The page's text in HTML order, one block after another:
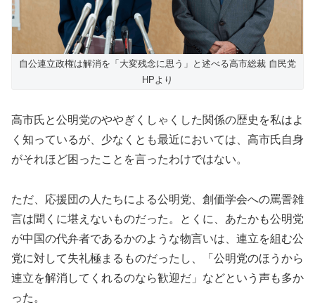
自公連立政権は解消を「大変残念に思う」と述べる高市総裁 自民党
HPより
高市氏と公明党のややぎくしゃくした関係の歴史を私はよ
く知っているが、少なくとも最近においては、高市氏自身
がそれほど困ったことを言ったわけではない。
ただ、応援団の人たちによる公明党、創価学会への罵詈雑
言は聞くに堪えないものだった。とくに、あたかも公明党
が中国の代弁者であるかのような物言いは、連立を組む公
党に対して失礼極まるものだったし、「公明党のほうから
連立を解消してくれるのなら歓迎だ」などという声も多か
った。